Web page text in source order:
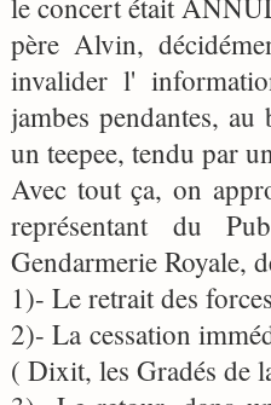
le concert était
père Alvin,
invalider l'
jambes pendantes,
un teepee, tendu par
Avec tout ça, on
représentant du
Gendarmerie Royale,
1)- Le retrait des
2)- La cessation
( Dixit, les Gradés de